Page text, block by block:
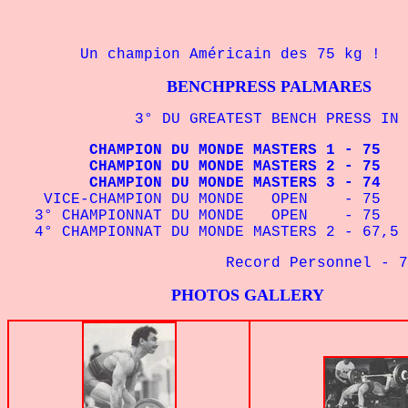
Un champion Américain des 75 kg !
BENCHPRESS PALMARES
3° DU GREATEST BENCH PRESS IN
CHAMPION DU MONDE MASTERS 1 -
CHAMPION DU MONDE MASTERS 2 -
CHAMPION DU MONDE MASTERS 3 -
VICE-CHAMPION DU MONDE OPEN -
3° CHAMPIONNAT DU MONDE OPEN -
4° CHAMPIONNAT DU MONDE MASTERS 2 -
Record Personnel - 75 kg
PHOTOS GALLERY